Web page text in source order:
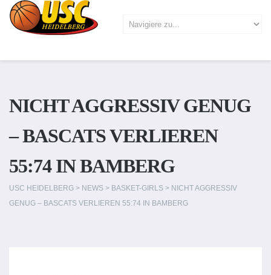
NICHT AGGRESSIV GENUG
– BASCATS VERLIEREN
55:74 IN BAMBERG
USC HEIDELBERG > NEWS > BASKET-GIRLS > NICHT AGGRESSIV
GENUG – BASCATS VERLIEREN 55:74 IN BAMBERG